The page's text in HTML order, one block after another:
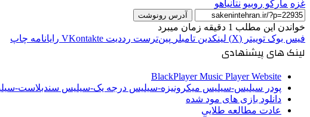
غزه مارکو روبیو نتانیاهو
آدرس رونوشت
خواندن این مطلب 1 دقیقه زمان میبرد
فیس بوک توییتر (X) لینکدین ‫تامبلر ‫پین‌ترست ‫رددیت ‫VKontakte رایانامه چاپ
لینک های پیشنهادی
BlackPlayer Music Player Website
پودر سیلیس-سیلیس میکرونیزه-سیلیس درجه یک-سیلیس سندبلاست-
دانلود بازی های مود شده
عادت مطالعه طلایی